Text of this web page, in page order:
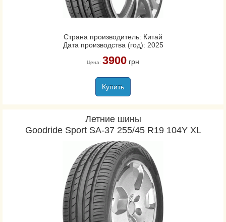
Страна производитель: Китай
Дата производства (год): 2025
Цена: 3900грн
Купить
Летние шины
Goodride Sport SA-37 255/45 R19 104Y XL